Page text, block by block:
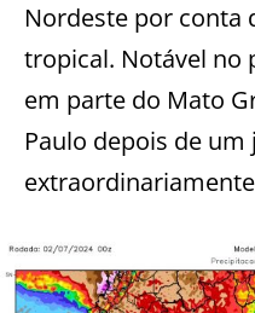
Nordeste por conta
tropical. Notável no
em parte do Mato
Paulo depois de um